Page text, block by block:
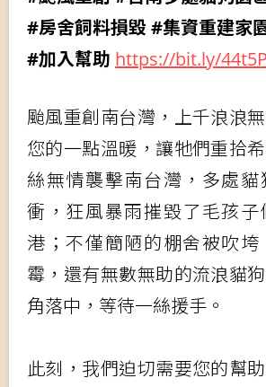
#房舍飼料損毀 #集資重建家
#加入幫助 https://bit.ly/
颱風重創南台灣，上千浪浪
您的一點溫暖，讓牠們重拾
絲無情襲擊南台灣，多處貓
衝，狂風暴雨摧毀了毛孩子
港；不僅簡陋的棚舍被吹垮
霉，還有無數無助的流浪貓
角落中，等待一絲援手。
此刻，我們迫切需要您的幫